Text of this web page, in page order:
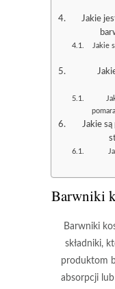
Jakie
Jakie
Jakie
Barwniki
Barwniki
składniki,
produktom
absorpcji